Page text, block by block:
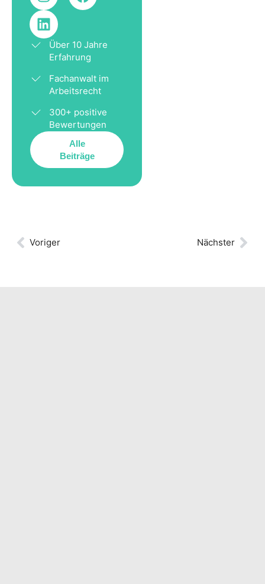
Über 10 Jahre
Erfahrung
Fachanwalt im
Arbeitsrecht
300+ positive
Bewertungen
Alle
Beiträge
Voriger Nächster